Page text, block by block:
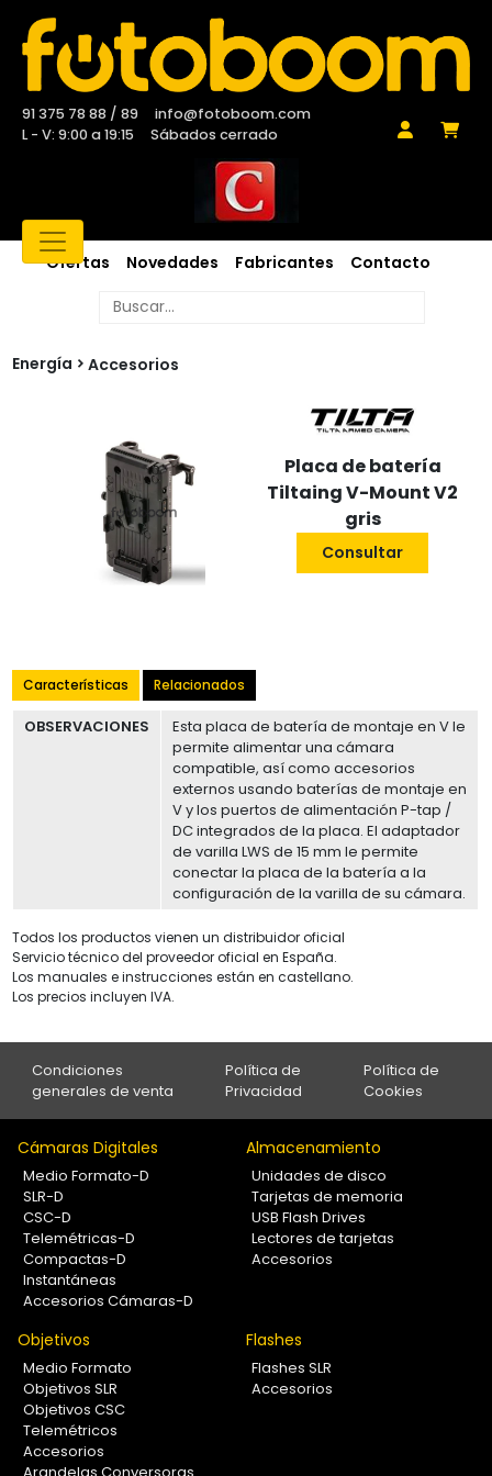
91 375 78 88 / 89
info@fotoboom.com
L - V: 9:00 a 19:15
Sábados cerrado
Ofertas Novedades Fabricantes Contacto
Energía Accesorios
Placa de batería
Tiltaing V-Mount V2
gris
Consultar
Características Relacionados
OBSERVACIONES
Esta placa de batería de montaje en V le
permite alimentar una cámara
compatible, así como accesorios
externos usando baterías de montaje en
V y los puertos de alimentación P-tap /
DC integrados de la placa. El adaptador
de varilla LWS de 15 mm le permite
conectar la placa de la batería a la
configuración de la varilla de su cámara.
Todos los productos vienen un distribuidor oficial
Servicio técnico del proveedor oficial en España.
Los manuales e instrucciones están en castellano.
Los precios incluyen IVA.
Condiciones
generales de venta
Política de
Privacidad
Política de
Cookies
Cámaras Digitales
Medio Formato-D
SLR-D
CSC-D
Telemétricas-D
Compactas-D
Instantáneas
Accesorios Cámaras-D
Almacenamiento
Unidades de disco
Tarjetas de memoria
USB Flash Drives
Lectores de tarjetas
Accesorios
Objetivos
Medio Formato
Objetivos SLR
Objetivos CSC
Telemétricos
Accesorios
Flashes
Flashes SLR
Accesorios